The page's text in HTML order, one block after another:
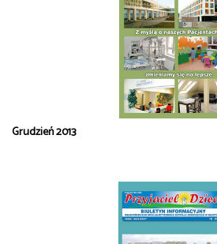
Grudzień 2013